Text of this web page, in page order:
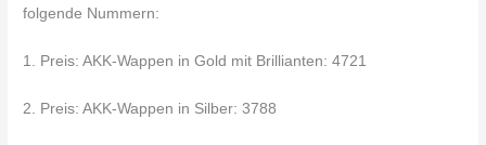
folgende Nummern:
1. Preis: AKK-Wappen in Gold mit Brillianten: 4721
2. Preis: AKK-Wappen in Silber: 3788